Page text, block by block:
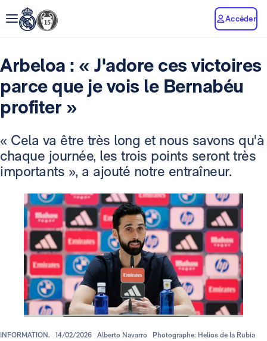
Accéder
Arbeloa : « J'adore ces victoires
parce que je vois le Bernabéu
profiter »
« Cela va être très long et nous savons qu'à
chaque journée, les trois points seront très
importants », a ajouté notre entraîneur.
INFORMATION. 14/02/2026 Alberto Navarro Photographe: Helios de la Rubia